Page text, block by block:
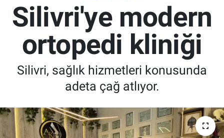
Silivri'ye modern
ortopedi kliniği
Silivri, sağlık hizmetleri konusunda
adeta çağ atlıyor.
Gizli Gündem
Belediye
İstanbul Namaz Vakitleri
İstanbul Trafik Yoğunluk Haritası
Süper Lig Puan Durumu ve Fikstür
Tüm Manşetler
Son Dakika Haberleri